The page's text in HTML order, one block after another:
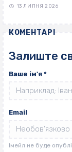
13 ЛИПНЯ 2026
КОМЕНТАРІ
Залиште
Ваше ім'я *
Email